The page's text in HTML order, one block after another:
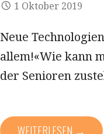
1 Oktober 2019
Neue
allem!«Wie kann
der Senioren
WEITERLESEN →